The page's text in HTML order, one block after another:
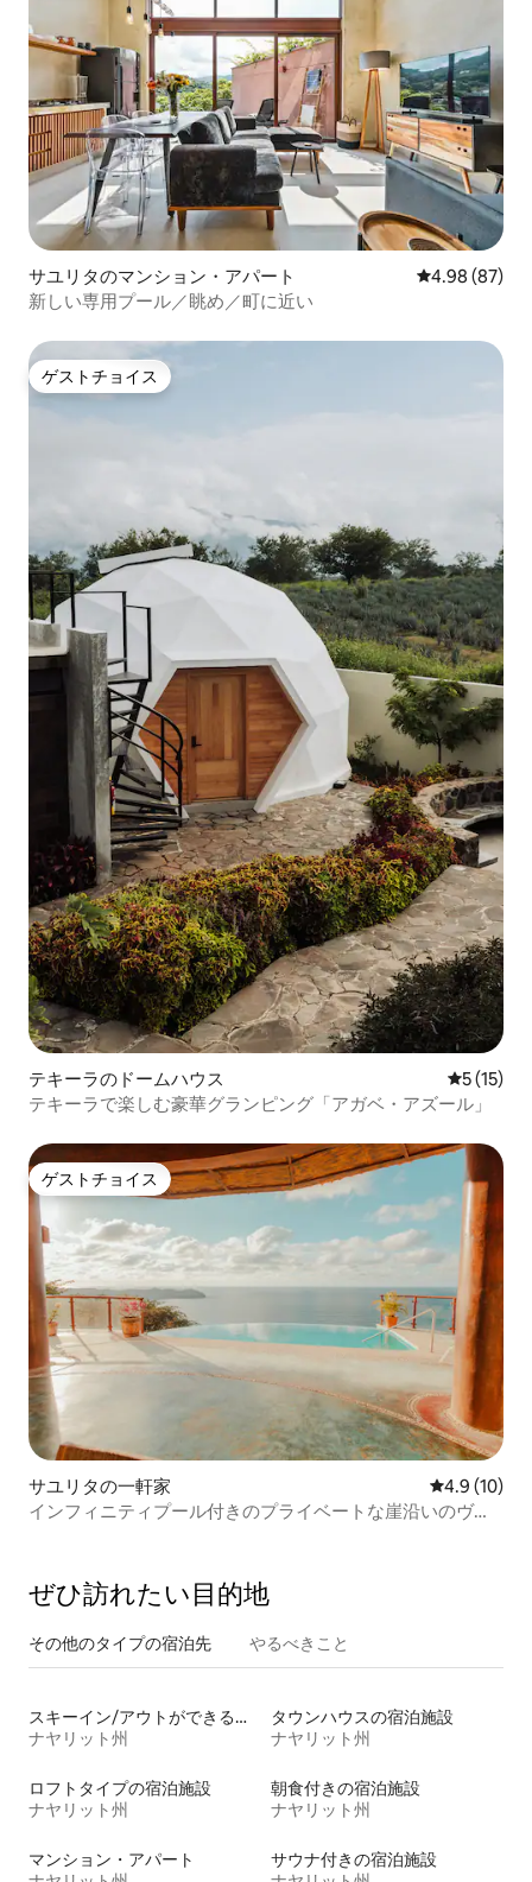
サユリタのマンション・アパート レビュー87
4.98 (87)
新しい専用プール／眺め／町に近い
ゲストチョイス
ゲストチョイス
テキーラのドームハウス レビュー
5 (15)
テキーラで楽しむ豪華グランピング「アガベ・アズール」
ゲストチョイス
ゲストチョイス
サユリタの一軒家 レビュー10
4.9 (10)
インフィニティプール付きのプライベートな崖沿いのヴィ
ぜひ訪⁠れ⁠た⁠い目⁠的⁠地
その他のタ⁠イ⁠プ⁠の宿⁠泊⁠先 やるべきこと
スキーイン/アウトができる宿泊先
ナヤリット州
タウンハウスの宿泊施設
ナヤリット州
ロフトタイプの宿泊施設
ナヤリット州
朝食付きの宿泊施設
ナヤリット州
マンション・アパート
サウナ付きの宿泊施設